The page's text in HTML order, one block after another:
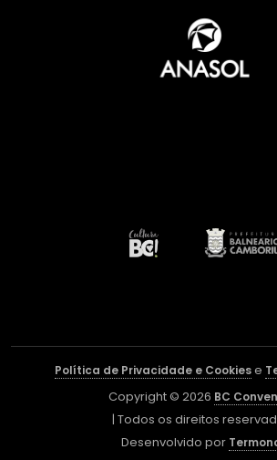
Política de Privacidade e Cookiese
Copyright © 2026 BC
| Todos os direitos
Desenvolvido por